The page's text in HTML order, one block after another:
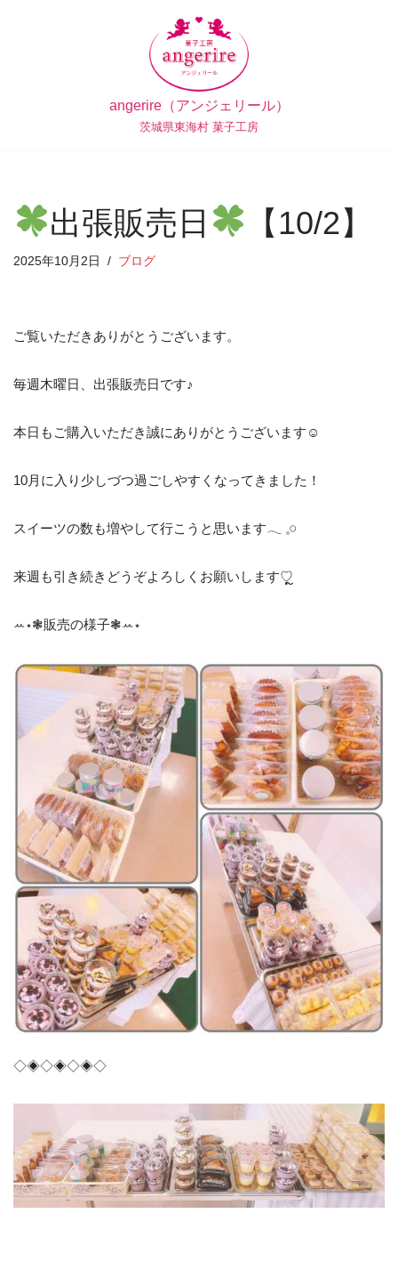
ッ
angerire（アンジェリール）
茨城県東海村 菓子工房
出張販売日 【10/2】
2025年10月2日 ブログ
ご覧いただきありがとうございます。
毎週木曜日、出張販売日です♪
本日もご購入いただき誠にありがとうございます☺︎
10月に入り少しづつ過ごしやすくなってきました！
スイーツの数も増やして行こうと思います‪𓂃 𓈒𓏸
来週も引き続きどうぞよろしくお願いします♡ຼ
ꕀ⋆❃販売の様子❃ꕀ⋆
◇◈◇◈◇◈◇